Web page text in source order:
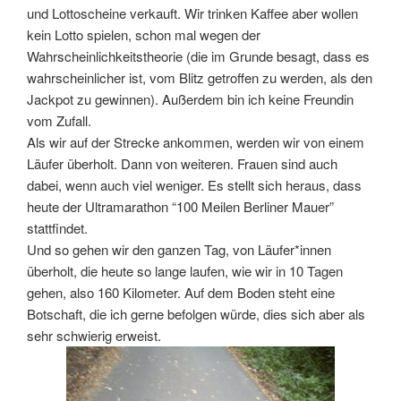
und Lottoscheine verkauft. Wir trinken Kaffee aber wollen
kein Lotto spielen, schon mal wegen der
Wahrscheinlichkeitstheorie (die im Grunde besagt, dass es
wahrscheinlicher ist, vom Blitz getroffen zu werden, als den
Jackpot zu gewinnen). Außerdem bin ich keine Freundin
vom Zufall.
Als wir auf der Strecke ankommen, werden wir von einem
Läufer überholt. Dann von weiteren. Frauen sind auch
dabei, wenn auch viel weniger. Es stellt sich heraus, dass
heute der Ultramarathon “100 Meilen Berliner Mauer”
stattfindet.
Und so gehen wir den ganzen Tag, von Läufer*innen
überholt, die heute so lange laufen, wie wir in 10 Tagen
gehen, also 160 Kilometer. Auf dem Boden steht eine
Botschaft, die ich gerne befolgen würde, dies sich aber als
sehr schwierig erweist.